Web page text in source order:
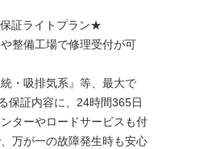
証ライトプラン★
整備工場で修理受付が可
統・吸排気系』等、最大で
保証内容に、24時間365日
ターやロードサービスも付
万が一の故障発生時も安心